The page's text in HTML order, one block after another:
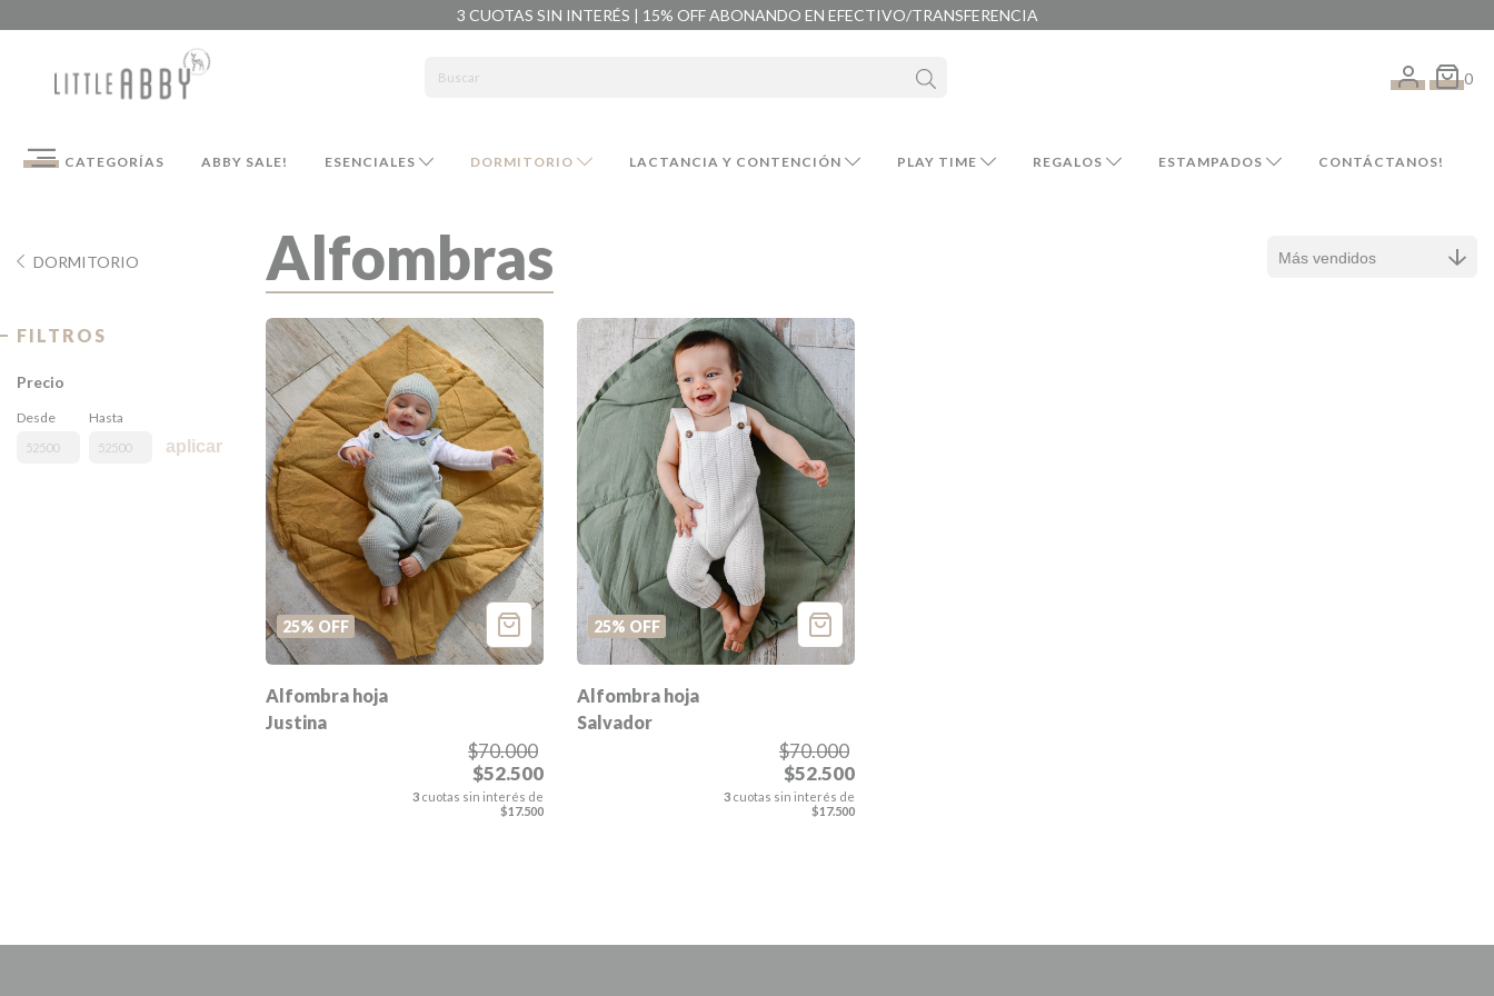
3 CUOTAS SIN INTERÉS | 15% OFF ABONANDO EN EFECTIVO/TRANSFERENCIA
0
CATEGORÍAS ABBY SALE! ESENCIALES DORMITORIO LACTANCIA Y CONTENCIÓN PLAY TIME REGALOS ESTAMPADOS CONTÁCTANOS!
DORMITORIO
FILTROS
Precio
Desde Hasta
aplicar
Alfombras
25% OFF
Alfombra hoja
Justina
$70.000
$52.500
3 cuotas sin interés de
$17.500
25% OFF
Alfombra hoja
Salvador
$70.000
$52.500
3 cuotas sin interés de
$17.500